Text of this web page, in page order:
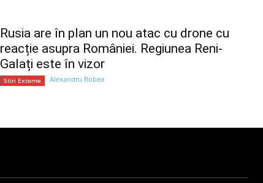
Rusia are în plan un nou atac cu drone cu
reacție asupra României. Regiunea Reni-
Galați este în vizor
Stiri Externe Alexandru Robea